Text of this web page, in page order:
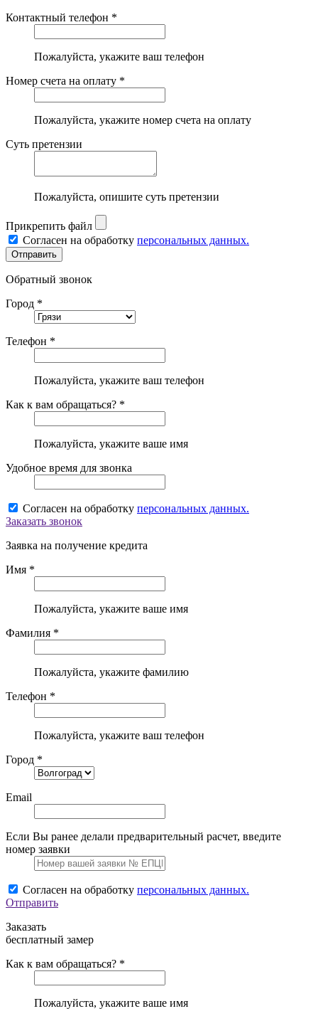
Контактный телефон *
Пожалуйста, укажите ваш телефон
Номер счета на оплату *
Пожалуйста, укажите номер счета на оплату
Суть претензии
Пожалуйста, опишите суть претензии
Прикрепить файл
Согласен на обработку персональных данных.
Обратный звонок
Город *
Телефон *
Пожалуйста, укажите ваш телефон
Как к вам обращаться? *
Пожалуйста, укажите ваше имя
Удобное время для звонка
Согласен на обработку персональных данных.
Заказать звонок
Заявка на получение кредита
Имя *
Пожалуйста, укажите ваше имя
Фамилия *
Пожалуйста, укажите фамилию
Телефон *
Пожалуйста, укажите ваш телефон
Город *
Email
Если Вы ранее делали предварительный расчет, введите
номер заявки
Согласен на обработку персональных данных.
Отправить
Заказать
бесплатный замер
Как к вам обращаться? *
Пожалуйста, укажите ваше имя